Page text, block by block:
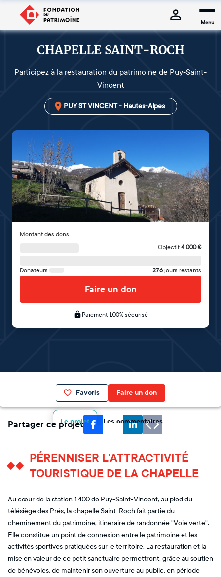
Menu
CHAPELLE SAINT-ROCH
Participez à la restauration du patrimoine de Puy-Saint-
Vincent
PUY ST VINCENT - Hautes-Alpes
Montant des dons
Objectif 4 000€
Donateurs 276 jours restants
Faire un don
Paiement 100% sécurisé
Favoris Faire un don
Le projet Les commentaires
Partager ce projet
PÉRENNISER L'ATTRACTIVITÉ
TOURISTIQUE DE LA CHAPELLE
Au cœur de la station 1400 de Puy-Saint-Vincent, au pied du
télésiège des Prés, la chapelle Saint-Roch fait partie du
cheminement du patrimoine, itinéraire de randonnée "Voie verte".
Elle constitue un point de connexion entre le patrimoine et les
activités sportives pratiquées sur le territoire. La restauration et la
mise en valeur de ce petit sanctuaire permettront, grâce au soutien
de bénévoles, de maintenir son ouverture au public, en période